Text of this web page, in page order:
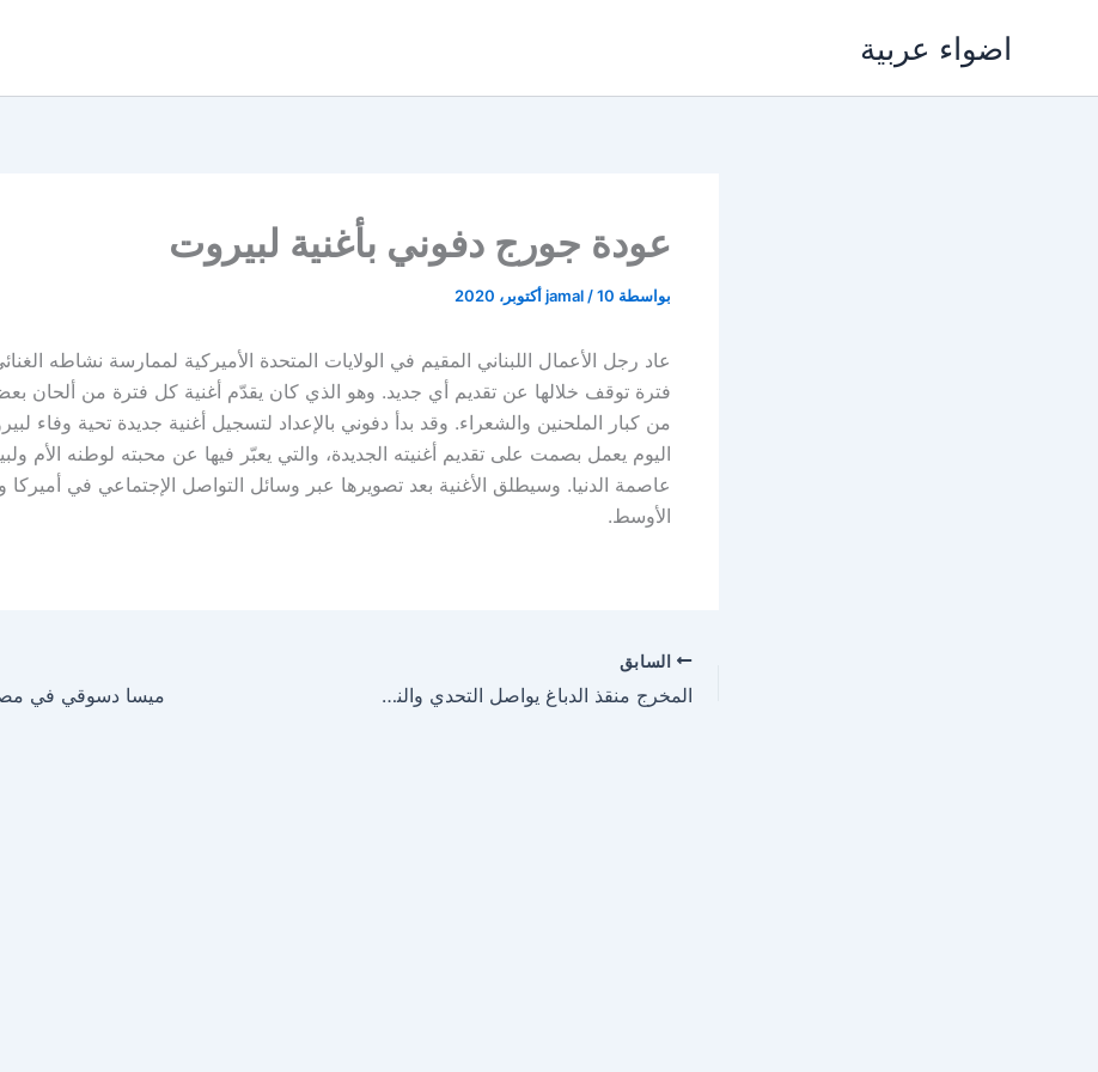
اضواء عربية
عودة جورج دفوني بأغنية لبيروت
بواسطة jamal /10 أكتوبر، 2020
عاد رجل الأعمال اللبناني المقيم في الولايات المتحدة الأميركية لممارسة نشاطه
فترة توقف خلالها عن تقديم أي جديد. وهو الذي كان يقدّم أغنية كل فترة من ألحان
من كبار الملحنين والشعراء. وقد بدأ دفوني بالإعداد لتسجيل أغنية جديدة تحية وفاء
اليوم يعمل بصمت على تقديم أغنيته الجديدة، والتي يعبّر فيها عن محبته لوطنه الأم
عاصمة الدنيا. وسيطلق الأغنية بعد تصويرها عبر وسائل التواصل الإجتماعي في أميركا
الأوسط.
السابق
المخرج منقذ الدباغ يواصل التحدي والنجاحات ميسا دسوقي في